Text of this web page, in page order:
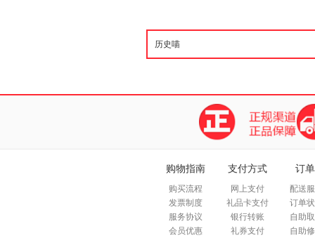
购物指南
购买流程
发票制度
服务协议
会员优惠
支付方式
网上支付
礼品卡支付
银行转账
礼券支付
订
配送
订单
自助
自助